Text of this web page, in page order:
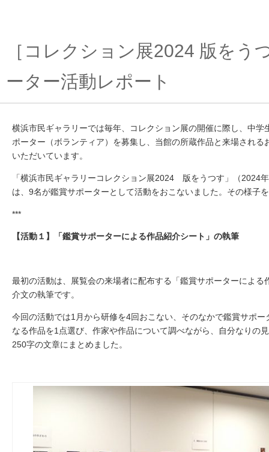
［コレクション展2024 版をう
ーター活動レポート
横浜市民ギャラリーでは毎年、コレクション展の開催に際し、中学
ポーター（ボランティア）を募集し、当館の所蔵作品と来場される
いただいています。
「横浜市民ギャラリーコレクション展2024 版をうつす」（2024
は、9名が鑑賞サポーターとして活動をおこないました。その様子
***
【活動１】「鑑賞サポーターによる作品紹介シート」の執筆
最初の活動は、展覧会の来場者に配布する「鑑賞サポーターによる
介文の執筆です。
今回の活動では1月から研修を4回おこない、そのなかで鑑賞サポ
なる作品を1点選び、作家や作品について調べながら、自分なりの
250字の文章にまとめました。